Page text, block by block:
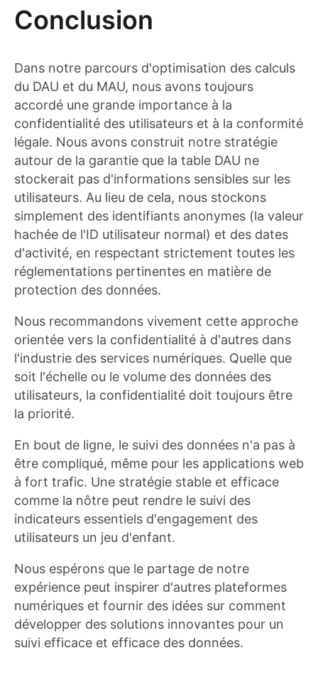
Conclusion
Dans notre parcours d'optimisation des calculs
du DAU et du MAU, nous avons toujours
accordé une grande importance à la
confidentialité des utilisateurs et à la conformité
légale. Nous avons construit notre stratégie
autour de la garantie que la table DAU ne
stockerait pas d'informations sensibles sur les
utilisateurs. Au lieu de cela, nous stockons
simplement des identifiants anonymes (la valeur
hachée de l'ID utilisateur normal) et des dates
d'activité, en respectant strictement toutes les
réglementations pertinentes en matière de
protection des données.
Nous recommandons vivement cette approche
orientée vers la confidentialité à d'autres dans
l'industrie des services numériques. Quelle que
soit l'échelle ou le volume des données des
utilisateurs, la confidentialité doit toujours être
la priorité.
En bout de ligne, le suivi des données n'a pas à
être compliqué, même pour les applications web
à fort trafic. Une stratégie stable et efficace
comme la nôtre peut rendre le suivi des
indicateurs essentiels d'engagement des
utilisateurs un jeu d'enfant.
Nous espérons que le partage de notre
expérience peut inspirer d'autres plateformes
numériques et fournir des idées sur comment
développer des solutions innovantes pour un
suivi efficace et efficace des données.